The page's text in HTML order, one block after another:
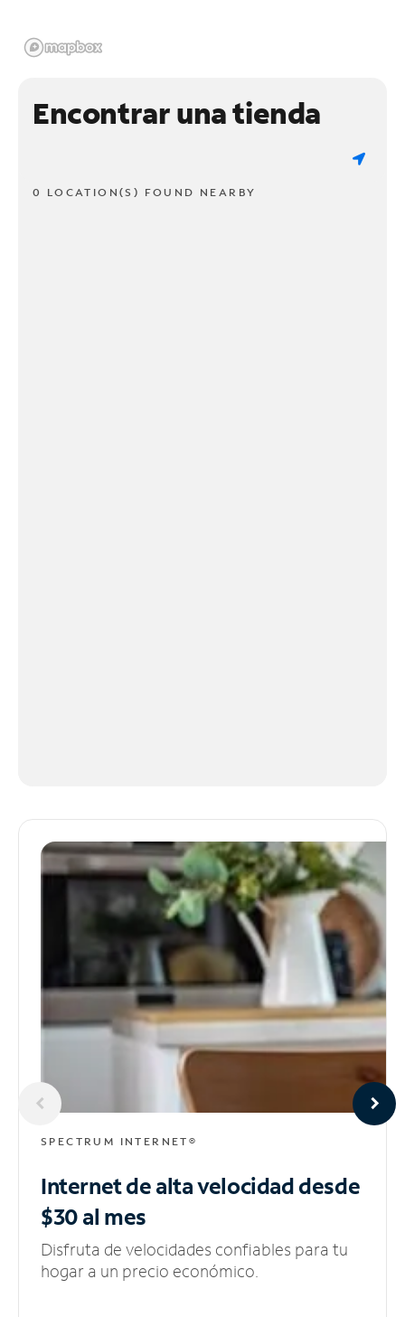
Encontrar una tienda
0 LOCATION(S) FOUND NEARBY
SPECTRUM INTERNET®
Internet de alta velocidaddesde
$30 al mes
Disfruta de velocidades confiables para tu
hogar a un precio económico.